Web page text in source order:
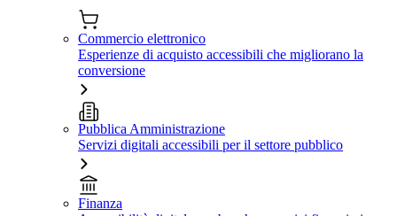
Commercio elettronico
Esperienze di acquisto accessibili che migliorano la
conversione
Pubblica Amministrazione
Servizi digitali accessibili per il settore pubblico
Finanza